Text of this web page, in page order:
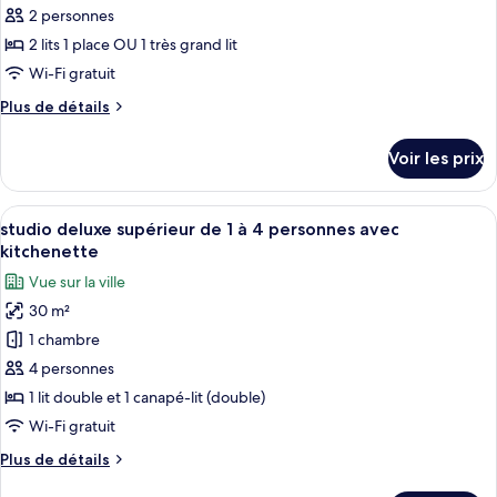
avec
kitchenette
pour
ce
type
chambre :
Jumeaux
Supérieure
avec
kitchenette
2 personnes
2 lits 1 place OU 1 très grand lit
Wi-Fi gratuit
Plus de détails
Plus
le
type
de
chambre
Lits
Jumeaux
Supérieure
avec
kitchenette
Voir les prix
Afficher
toutes
les
photos
pour
ce
type
de
chambre :
deluxe
Un salon moderne avec un canapé
23
studio deluxe supérieur de 1 à 4 personnes avec
kitchenette
Vue sur la ville
30 m²
1 chambre
4 personnes
1 lit double et 1 canapé-lit (double)
Wi-Fi gratuit
Plus de détails
Plus